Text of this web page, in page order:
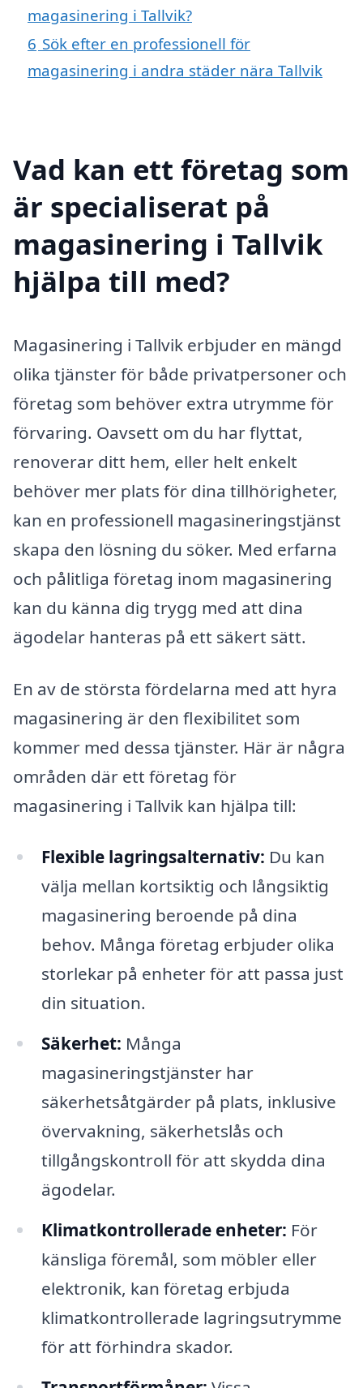
magasinering i Tallvik?
6 Sök efter en professionell för
magasinering i andra städer nära Tallvik
Vad kan ett företag som
är specialiserat på
magasinering i Tallvik
hjälpa till med?
Magasinering i Tallvik erbjuder en mängd
olika tjänster för både privatpersoner och
företag som behöver extra utrymme för
förvaring. Oavsett om du har flyttat,
renoverar ditt hem, eller helt enkelt
behöver mer plats för dina tillhörigheter,
kan en professionell magasineringstjänst
skapa den lösning du söker. Med erfarna
och pålitliga företag inom magasinering
kan du känna dig trygg med att dina
ägodelar hanteras på ett säkert sätt.
En av de största fördelarna med att hyra
magasinering är den flexibilitet som
kommer med dessa tjänster. Här är några
områden där ett företag för
magasinering i Tallvik kan hjälpa till:
Flexible lagringsalternativ: Du kan
välja mellan kortsiktig och långsiktig
magasinering beroende på dina
behov. Många företag erbjuder olika
storlekar på enheter för att passa just
din situation.
Säkerhet: Många
magasineringstjänster har
säkerhetsåtgärder på plats, inklusive
övervakning, säkerhetslås och
tillgångskontroll för att skydda dina
ägodelar.
Klimatkontrollerade enheter: För
känsliga föremål, som möbler eller
elektronik, kan företag erbjuda
klimatkontrollerade lagringsutrymme
för att förhindra skador.